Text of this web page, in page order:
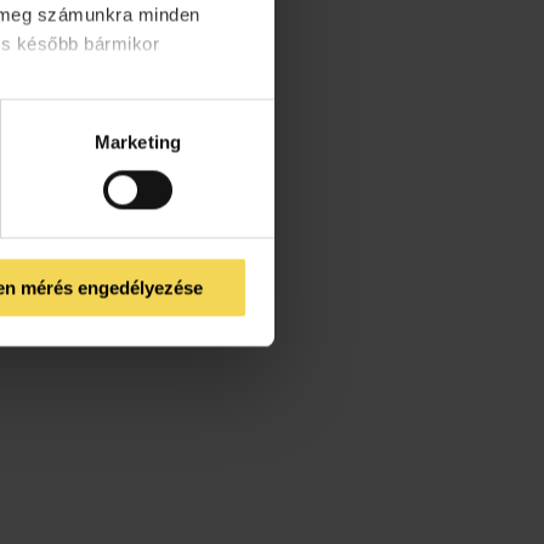
számunkra minden
később bármikor
Marketing
mérés engedélyezése